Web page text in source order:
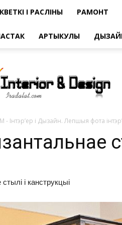
КВЕТКІ І РАСЛІНЫ РАМОНТ
АРТЫКУЛЫ
- Інтэр’ер і Дызайн. Лепшыя фота
і канструкцыі